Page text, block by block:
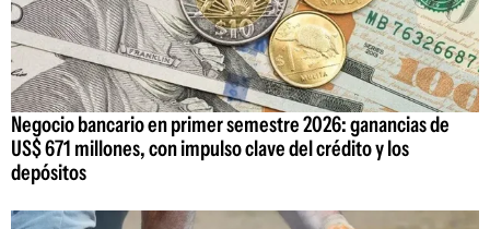
Negocio bancario en primer semestre 2026: ganancias de
US$ 671 millones, con impulso clave del crédito y los
depósitos